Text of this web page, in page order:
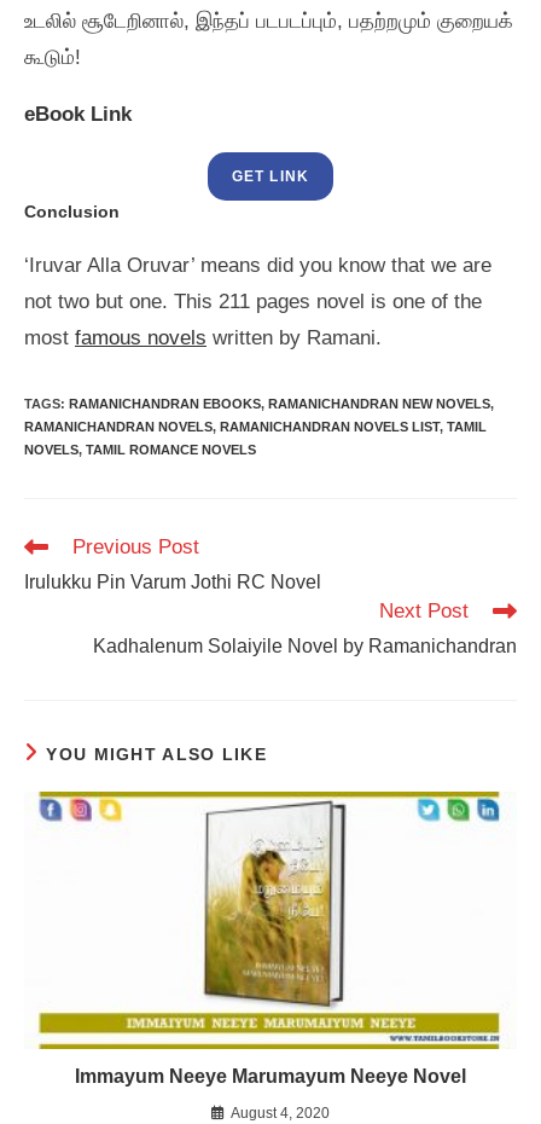
உடலில்‌ சூடேறினால்‌, இந்தப்‌ படபடப்பும்‌, பதற்றமும்‌ குறையக்‌
கூடும்‌!
eBook Link
GET LINK
Conclusion
‘Iruvar Alla Oruvar’ means did you know that we are
not two but one. This 211 pages novel is one of the
most famous novels written by Ramani.
TAGS: RAMANICHANDRAN EBOOKS, RAMANICHANDRAN NEW NOVELS,
RAMANICHANDRAN NOVELS, RAMANICHANDRAN NOVELS LIST, TAMIL
NOVELS, TAMIL ROMANCE NOVELS
Read
articles
Previous Post
Irulukku Pin Varum Jothi RC Novel
Next Post
Kadhalenum Solaiyile Novel by Ramanichandran
YOU MIGHT ALSO LIKE
Immayum Neeye Marumayum Neeye Novel
August 4, 2020